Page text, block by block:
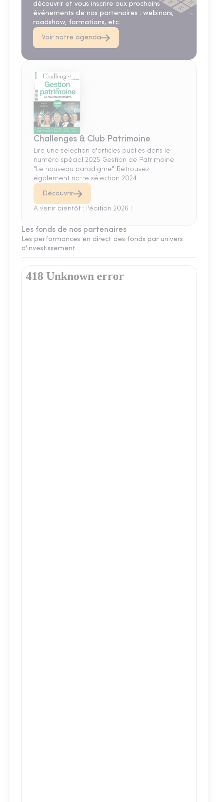
découvrir et vous inscrire aux prochains
événements de nos partenaires : webinars,
roadshow, formations, etc.
Voir notre agenda
Challenges & Club Patrimoine
Lire une sélection d'articles publiés dans le
numéro spécial 2025 Gestion de Patrimoine
"Le nouveau paradigme". Retrouvez
également notre sélection 2024.
Découvrir
A venir bientôt : l'édition 2026 !
Les fonds de nos partenaires
Les performances en direct des fonds par univers
d'investissement